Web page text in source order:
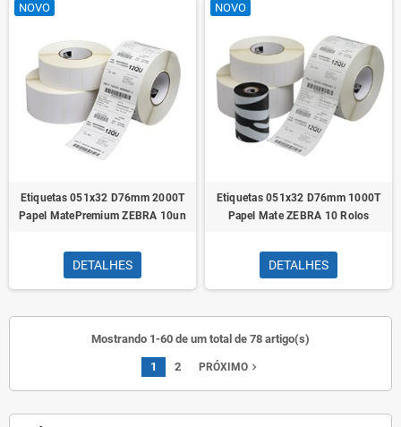
NOVO
Etiquetas 051x32 D76mm 2000T
Papel MatePremium ZEBRA 10un
DETALHES
NOVO
Etiquetas 051x32 D76mm 1000T
Papel Mate ZEBRA 10 Rolos
DETALHES
Mostrando 1-60 de um total de 78 artigo(s)
1 2 PRÓXIMOnavigate_next